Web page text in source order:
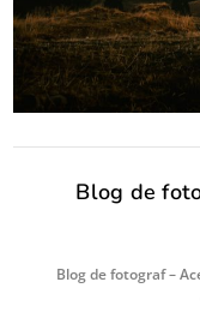
Blog de
Blog de fotograf –